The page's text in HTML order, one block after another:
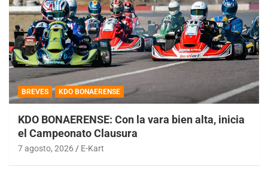
BREVES KDO BONAERENSE
KDO BONAERENSE: Con la vara bien alta, inicia
el Campeonato Clausura
7 agosto, 2026 E-Kart